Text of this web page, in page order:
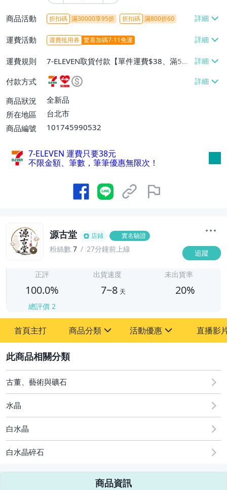
商品活動 折扣碼 滿30000享95折 折扣碼 滿800折60
運費活動 運費抵用券 驚喜加碼7-11免運
運費規則
7-ELEVEN取貨付款【單件運費$38、滿5件
或消費滿$1298免運費】、7-ELEVEN取貨
不付款【免運費】、萊爾富取貨付款【單件
運費$60、滿5件或消費滿$1298免運
費】、宅配/貨運【單件運費$120、滿5件
付款方式
商品狀況
全新品
所在地區
台北市
商品編號
101745990532
7-ELEVEN 運費只要38元
不限金額、筆數，筆筆優惠無限次！
源古堂 店鋪 實名驗證
粉絲數 7 27分鐘前上線 追蹤
正評
100.0%
總評價 2
出貨速度
7~8 天
未出貨率
20%
首頁主打 商品分類
其它
活動優惠
[全店] 周年慶
[全店] 粉絲專享
直播影
古董、藝術與礦石
水晶
白水晶
白水晶碎石
商品資訊